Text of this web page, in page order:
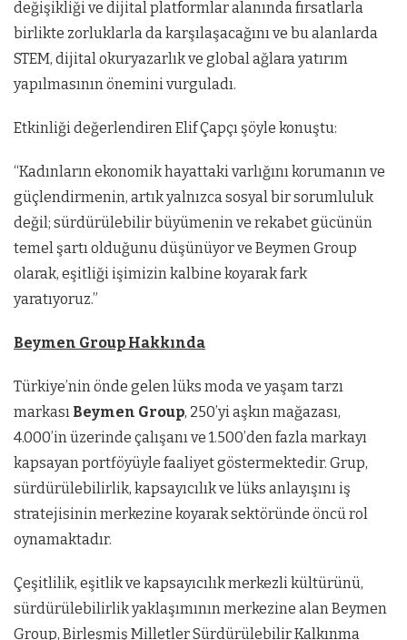
değişikliği ve dijital platformlar alanında fırsatlarla
birlikte zorluklarla da karşılaşacağını ve bu alanlarda
STEM, dijital okuryazarlık ve global ağlara yatırım
yapılmasının önemini vurguladı.
Etkinliği değerlendiren Elif Çapçı şöyle konuştu:
“Kadınların ekonomik hayattaki varlığını korumanın ve
güçlendirmenin, artık yalnızca sosyal bir sorumluluk
değil; sürdürülebilir büyümenin ve rekabet gücünün
temel şartı olduğunu düşünüyor ve Beymen Group
olarak, eşitliği işimizin kalbine koyarak fark
yaratıyoruz.”
Beymen Group Hakkında
Türkiye’nin önde gelen lüks moda ve yaşam tarzı
markası Beymen Group, 250’yi aşkın mağazası,
4.000’in üzerinde çalışanı ve 1.500’den fazla markayı
kapsayan portföyüyle faaliyet göstermektedir. Grup,
sürdürülebilirlik, kapsayıcılık ve lüks anlayışını iş
stratejisinin merkezine koyarak sektöründe öncü rol
oynamaktadır.
Çeşitlilik, eşitlik ve kapsayıcılık merkezli kültürünü,
sürdürülebilirlik yaklaşımının merkezine alan Beymen
Group, Birleşmiş Milletler Sürdürülebilir Kalkınma